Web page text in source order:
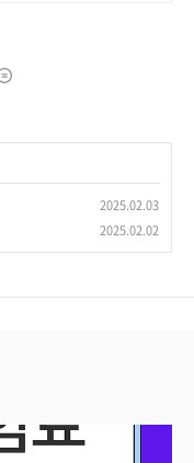
2025.02.03
2025.02.02